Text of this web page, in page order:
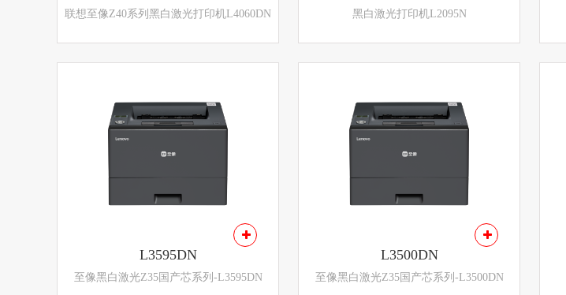
联想至像Z40系列黑白激光打印机L4060DN 黑白激光打印机L2095N
L3595DN
至像黑白激光Z35国产芯系列-L3595DN
L3500DN
至像黑白激光Z35国产芯系列-L3500DN